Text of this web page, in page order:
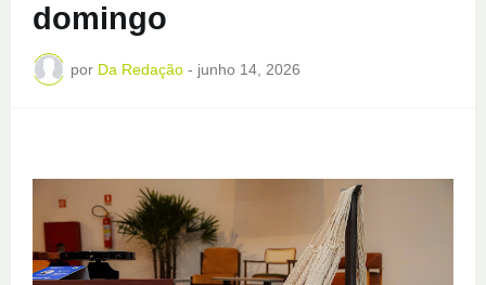
domingo
por Da Redação - junho 14, 2026